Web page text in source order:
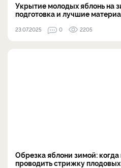
Укрытие молодых яблонь на
подготовка и лучшие
23.07.2025 0 2205
Обрезка яблони зимой: когда
проводить стрижку